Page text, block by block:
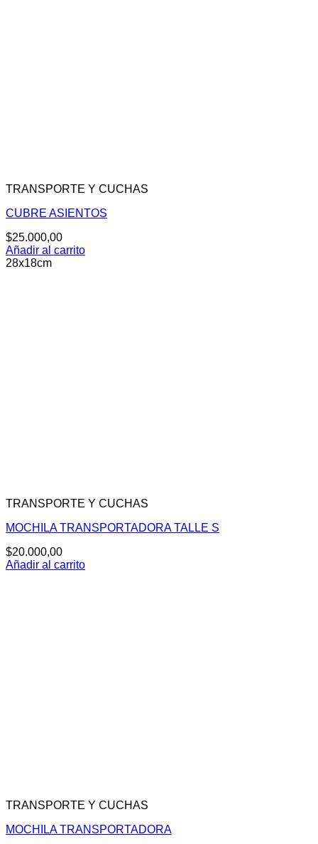
TRANSPORTE Y CUCHAS
CUBRE ASIENTOS
$25.000,00
Añadir al carrito
28x18cm
TRANSPORTE Y CUCHAS
MOCHILA TRANSPORTADORA TALLE S
$20.000,00
Añadir al carrito
TRANSPORTE Y CUCHAS
MOCHILA TRANSPORTADORA